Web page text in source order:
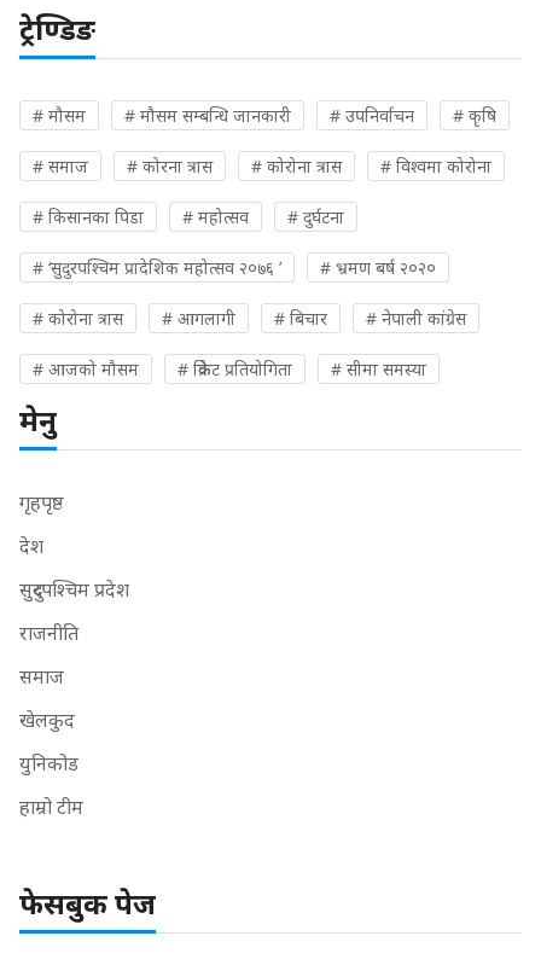
ट्रेण्डिङ
# मौसम # मौसम सम्बन्धि जानकारी # उपनिर्वाचन # कृषि
# समाज # कोरना त्रास # कोरोना त्रास # विश्वमा कोरोना
# किसानका पिडा # महोत्सव # दुर्घटना
# ‘सुदुरपश्चिम प्रादेशिक महोत्सव २०७६ ’ # भ्रमण बर्ष २०२०
# कोरोना त्रास # आगलागी # बिचार # नेपाली कांग्रेस
# आजको मौसम # क्रिकेट प्रतियोगिता # सीमा समस्या
मेनु
गृहपृष्ठ
देश
सुदुरपश्चिम प्रदेश
राजनीति
समाज
खेलकुद
युनिकोड
हाम्रो टीम
फेसबुक पेज